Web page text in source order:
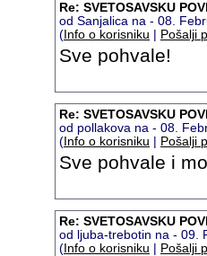
Re: SVETOSAVSKU
od Sanjalica na - 08.
( Info o korisniku Pošalji
Sve pohvale!
Re: SVETOSAVSKU
od pollakova na - 08.
( Info o korisniku Pošalji
Sve pohvale i
Re: SVETOSAVSKU
od ljuba-trebotin na - 09.
( Info o korisniku Pošalji